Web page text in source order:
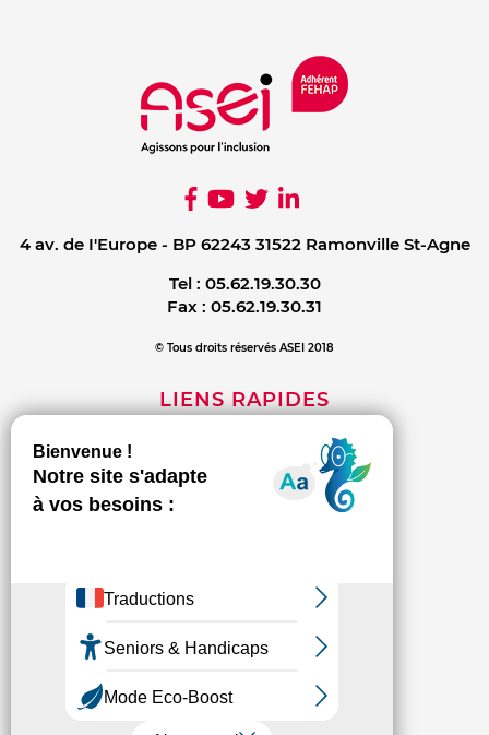
4 av. de I'Europe - BP 62243 31522 Ramonville St-Agne
Tel : 05.62.19.30.30
Fax : 05.62.19.30.31
© Tous droits réservés ASEI 2018
LIENS RAPIDES
Politique de confidentialité
L'association
Les établissements et services
Espace presse
Connexion